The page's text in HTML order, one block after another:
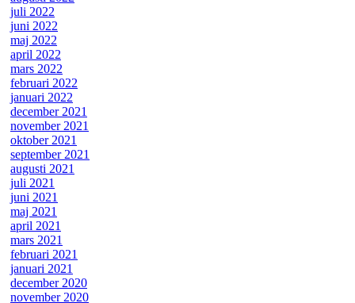
juli 2022
juni 2022
maj 2022
april 2022
mars 2022
februari 2022
januari 2022
december 2021
november 2021
oktober 2021
september 2021
augusti 2021
juli 2021
juni 2021
maj 2021
april 2021
mars 2021
februari 2021
januari 2021
december 2020
november 2020